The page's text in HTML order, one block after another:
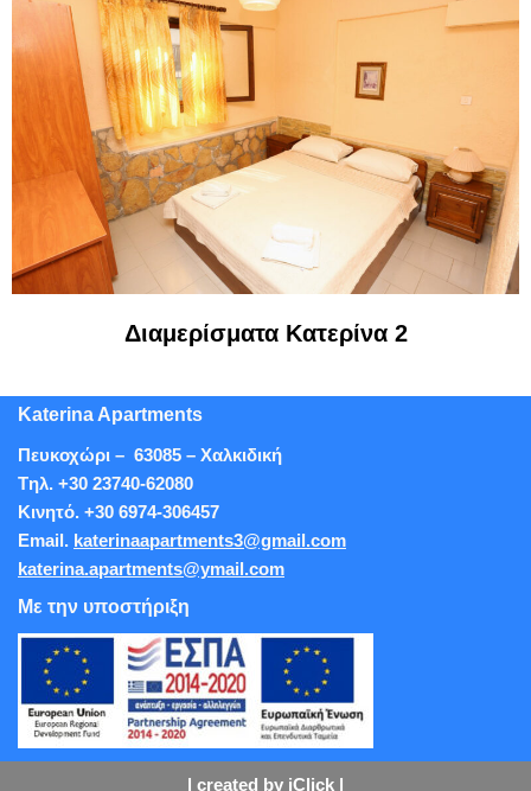
Διαμερίσματα Κατερίνα 2
Katerina Apartments
Πευκοχώρι – 63085 – Χαλκιδική
Tηλ. +30 23740-62080
Κινητό. +30 6974-306457
Εmail. katerinaapartments3@gmail.com
katerina.apartments@ymail.com
Με την υποστήριξη
| created by iClick |